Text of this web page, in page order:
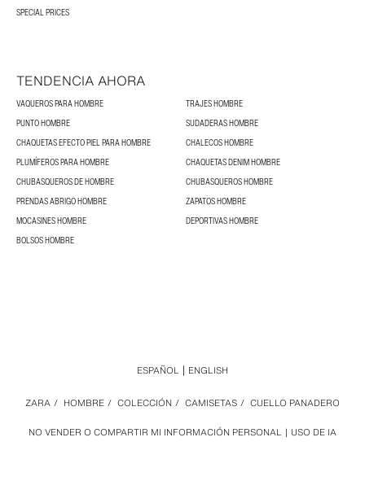
SPECIAL PRICES
TENDENCIA AHORA
VAQUEROS PARA HOMBRE
TRAJES HOMBRE
PUNTO HOMBRE
SUDADERAS HOMBRE
CHAQUETAS EFECTO PIEL PARA HOMBRE
CHALECOS HOMBRE
PLUMÍFEROS PARA HOMBRE
CHAQUETAS DENIM HOMBRE
CHUBASQUEROS DE HOMBRE
CHUBASQUEROS HOMBRE
PRENDAS ABRIGO HOMBRE
ZAPATOS HOMBRE
MOCASINES HOMBRE
DEPORTIVAS HOMBRE
BOLSOS HOMBRE
NO VENDER O COMPARTIR MI INFORMACIÓN PERSONAL USO DE IA
ZARA / HOMBRE / COLECCIÓN / CAMISETAS / CUELLO PANADERO
ESPAÑOL ENGLISH